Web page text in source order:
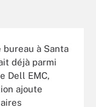
à Santa
déjà parmi
Dell EMC,
ajoute